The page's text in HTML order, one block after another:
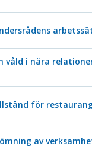
våld i nära
för
av